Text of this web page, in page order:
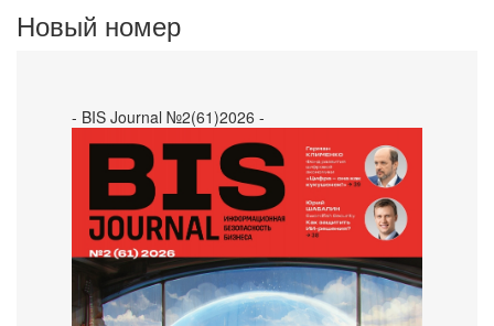
Новый номер
- BIS Journal №2(61)2026 -